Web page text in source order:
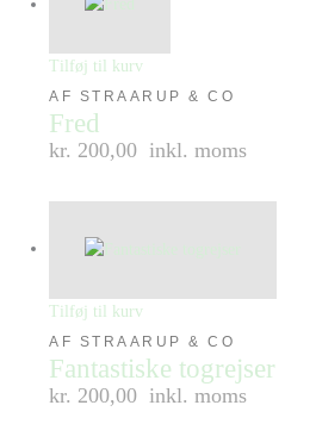
Tilføj til kurv
AF STRAARUP & CO
Fred
kr. 200,00 inkl. moms
Tilføj til kurv
AF STRAARUP & CO
Fantastiske togrejser
kr. 200,00 inkl. moms